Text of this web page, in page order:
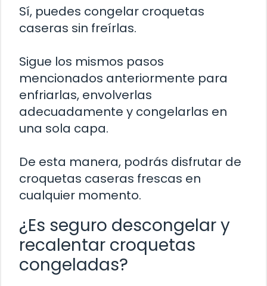
Sí, puedes congelar croquetas
caseras sin freírlas.
Sigue los mismos pasos
mencionados anteriormente para
enfriarlas, envolverlas
adecuadamente y congelarlas en
una sola capa.
De esta manera, podrás disfrutar de
croquetas caseras frescas en
cualquier momento.
¿Es seguro descongelar y
recalentar croquetas
congeladas?